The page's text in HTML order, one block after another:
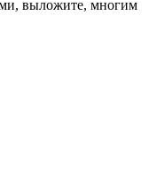
выложите, многим